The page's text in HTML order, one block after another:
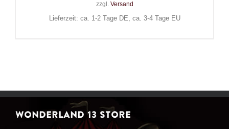
zzgl. Versand
Lieferzeit: ca. 1-2 Tage DE, ca. 3-4 Tage EU
WONDERLAND 13 STORE